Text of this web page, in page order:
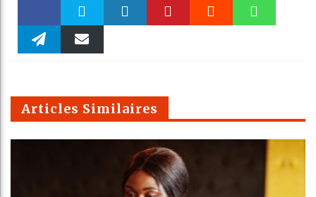
Faceboo Twitter
m
Articles Similaires